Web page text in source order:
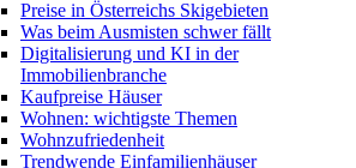
Preise in Österreichs Skigebieten
Was beim Ausmisten schwer fällt
Digitalisierung und KI in der
Immobilienbranche
Kaufpreise Häuser
Wohnen: wichtigste Themen
Wohnzufriedenheit
Trendwende Einfamilienhäuser